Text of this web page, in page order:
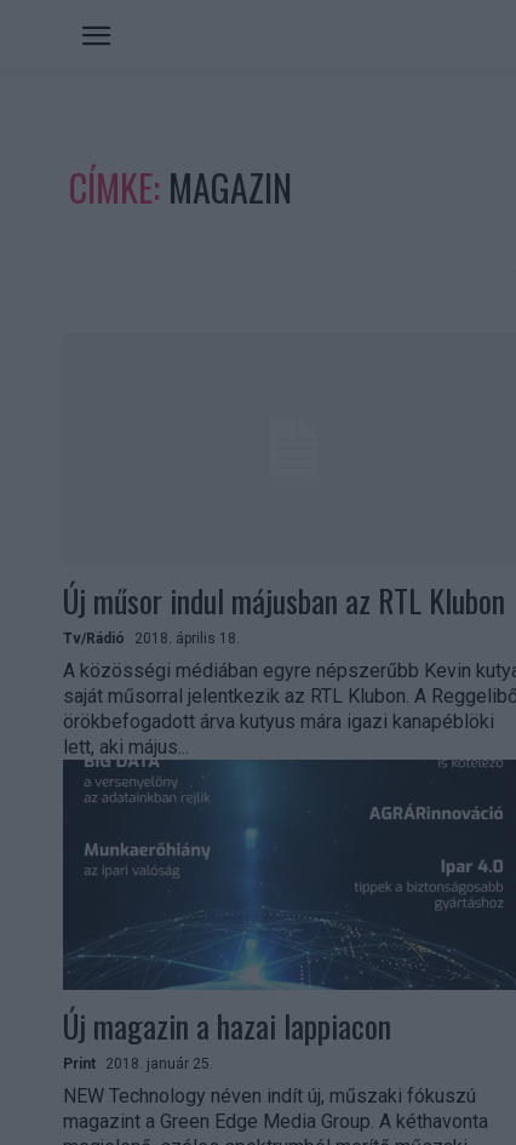
CÍMKE: MAGAZIN
Új műsor indul májusban az RTL Klubon
Tv/Rádió 2018. április 18.
A közösségi médiában egyre népszerűbb Kevin
saját műsorral jelentkezik az RTL Klubon. A
örökbefogadott árva kutyus mára igazi kanapéblöki
lett, aki május...
Új magazin a hazai lappiacon
Print 2018. január 25.
NEW Technology néven indít új, műszaki fókuszú
magazint a Green Edge Media Group. A kéthavonta